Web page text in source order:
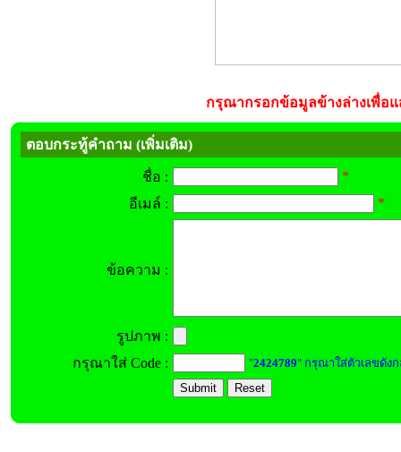
กรุณากรอกข้อมูลข้างล่างเพื่อ
ตอบกระทู้คำถาม (เพิ่มเติม)
ชื่อ :
*
อีเมล์ :
*
ข้อความ :
รูปภาพ :
กรุณาใส่ Code :
"2424789" กรุณาใส่ตัวเลขดัง